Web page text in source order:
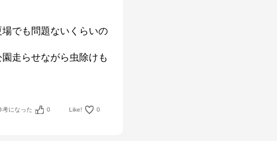
でも問題ないくらいの
走らせながら虫除けも
考になった 0 Like! 0